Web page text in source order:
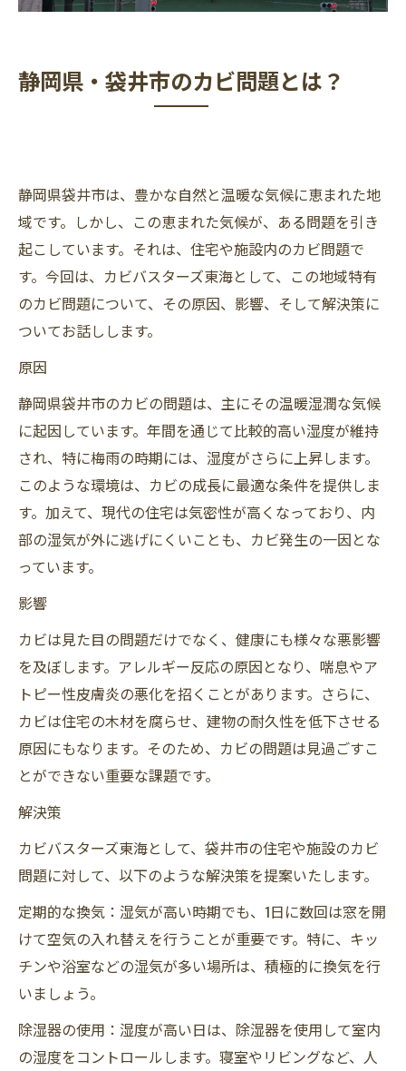
静岡県・袋井市のカビ問題とは？
静岡県袋井市は、豊かな自然と温暖な気候に恵まれた地
域です。しかし、この恵まれた気候が、ある問題を引き
起こしています。それは、住宅や施設内のカビ問題で
す。今回は、カビバスターズ東海として、この地域特有
のカビ問題について、その原因、影響、そして解決策に
ついてお話しします。
原因
静岡県袋井市のカビの問題は、主にその温暖湿潤な気候
に起因しています。年間を通じて比較的高い湿度が維持
され、特に梅雨の時期には、湿度がさらに上昇します。
このような環境は、カビの成長に最適な条件を提供しま
す。加えて、現代の住宅は気密性が高くなっており、内
部の湿気が外に逃げにくいことも、カビ発生の一因とな
っています。
影響
カビは見た目の問題だけでなく、健康にも様々な悪影響
を及ぼします。アレルギー反応の原因となり、喘息やア
トピー性皮膚炎の悪化を招くことがあります。さらに、
カビは住宅の木材を腐らせ、建物の耐久性を低下させる
原因にもなります。そのため、カビの問題は見過ごすこ
とができない重要な課題です。
解決策
カビバスターズ東海として、袋井市の住宅や施設のカビ
問題に対して、以下のような解決策を提案いたします。
定期的な換気：湿気が高い時期でも、1日に数回は窓を開
けて空気の入れ替えを行うことが重要です。特に、キッ
チンや浴室などの湿気が多い場所は、積極的に換気を行
いましょう。
除湿器の使用：湿度が高い日は、除湿器を使用して室内
の湿度をコントロールします。寝室やリビングなど、人